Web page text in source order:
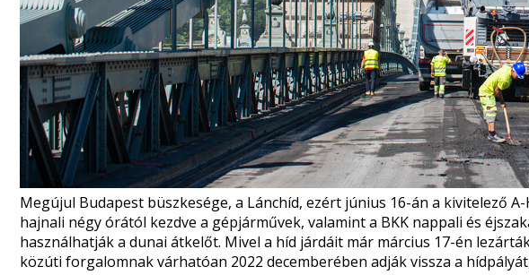
Megújul Budapest büszkesége, a Lánchíd, ezért június 16-án a kivitelező
hajnali négy órától kezdve a gépjárművek, valamint a BKK nappali és
használhatják a dunai átkelőt. Mivel a híd járdáit már március 17-én
közúti forgalomnak várhatóan 2022 decemberében adják vissza a